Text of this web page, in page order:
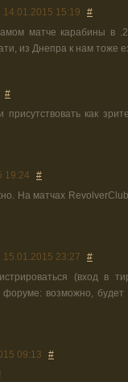
14.01.2015 15:19
#
матче карабины в
из Днепра к нам тоже
#
как
19:24
#
На матчах
15.01.2015 23:27
#
(вход в
возможно, будет
09:13
#